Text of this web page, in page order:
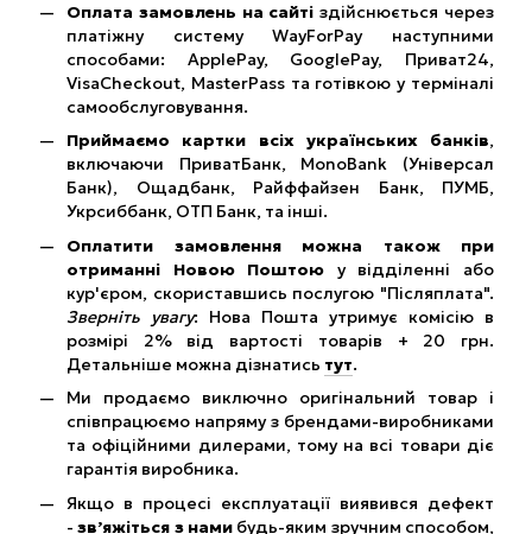
Оплата замовлень на сайтіздійснюється через
платіжну систему WayForPay наступними
способами: ApplePay, GooglePay, Приват24,
VisaCheckout, MasterPass та готівкою у терміналі
самообслуговування.
Приймаємо картки всіх українських банків,
включаючи ПриватБанк, MonoBank (Універсал
Банк), Ощадбанк, Райффайзен Банк, ПУМБ,
Укрсиббанк, ОТП Банк, та інші.
Оплатити замовлення можна також при
отриманні Новою Поштою у відділенні або
кур'єром, скориставшись послугою "Післяплата".
Зверніть увагу: Нова Пошта утримує комісію в
розмірі 2% від вартості товарів + 20 грн.
Детальніше можна дізнатись тут.
Ми продаємо виключно оригінальний товар і
співпрацюємо напряму з брендами-виробниками
та офіційними дилерами, тому на всі товари діє
гарантія виробника.
Якщо в процесі експлуатації виявився дефект
-зв’яжіться з нами будь-яким зручним способом,